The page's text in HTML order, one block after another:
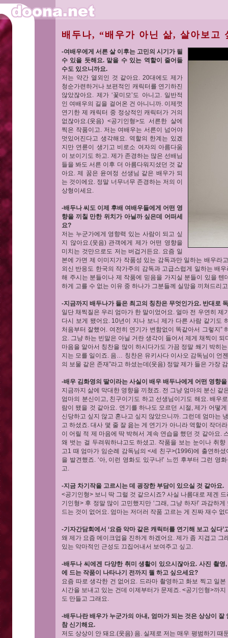
배두나, “배우가 아닌 삶, 살아보고
-여배우에게 서른 살 이후는 고민의 시기가 될
수 있을 듯해요. 맡을 수 있는 역할이 줄어들
수도 있으니까요.
저는 약간 열외인 것 같아요. 20대에도 제가
청순가련하거나 보편적인 캐릭터를 연기하진
않았잖아요. 제가 ‘꽃미모’도 아니고. 일반적
인 여배우의 길을 걸어온 건 아니니까. 이제껏
연기한 제 캐릭터 중 정상적인 캐릭터가 거의
없잖아요.(웃음) <공기인형>도 서른한 살에
찍은 작품이고. 저는 여배우는 서른이 넘어야
멋있어진다고 생각해요. 역할의 한계는 있겠
지만 연륜이 생기고 비로소 여자의 아름다움
이 보이기도 하고. 제가 존경하는 많은 선배님
들을 봐도 서른 이후 더 아름다워지셨던 것 같
아요. 제 꿈은 윤여정 선생님 같은 배우가 되
는 것이에요. 정말 너무너무 존경하는 저의 이
상형이세요.
-배두나 씨도 이제 후배 여배우들에게 어떤 영
향을 끼칠 만한 위치가 아닐까 싶은데 어떠세
요?
저는 누군가에게 영향력 있는 사람이 되고 싶
지 않아요.(웃음) 관객에게 제가 어떤 영향을
미치는 것만으로도 저는 버겁거든요. 요즘 일
본에 가면 제 이미지가 작품성 있는 감독과만 일하는 배우라
외신 반응도 한국의 작가주의 감독과 고급스럽게 일하는 배
해 주시는 분들이나 제 작품에 믿음을 가지실 분들이 있을
하게 고를 수 없는 이유 중 하나가 그분들께 실망을 끼쳐드리
-지금까지 배두나가 들은 최고의 칭찬은 무엇인가요. 반대로
일단 채찍질은 우리 엄마가 한 말이었어요. 얼마 전 우연히
다시 보게 됐어요. 10년이 지나 보니 제가 다른 사람 같기도
처음부터 잘했어. 여전히 연기가 변함없이 똑같아서 그렇지”
요. 그냥 하는 빈말은 아닐 거란 생각이 들어서 제게 채찍이
마음을 알아서 칭찬을 많이 하시다가도 가끔 정말 쐐기 박히
지는 모를 일이죠. 음… 칭찬은 유키사다 이사오 감독님이 언
의 보물 같은 존재”라고 하셨는데(웃음) 정말 제가 들은 가장
-배우 김화영의 딸이라는 사실이 배우 배두나에게 어떤 영향
지금까지 삶에 막대한 영향을 끼쳤죠. 전 그냥 엄마의 분신 같
엄마의 분신이고, 친구이기도 하고 선생님이기도 해요. 배우
람이 됐을 것 같아요. 연기를 하나도 모르던 시절, 제가 어떻
신당하고 싶지 않고 혼나고 싶지 않았으니까. 그런데 엄마는
고 하셨죠. 대사 몇 줄 잘 읊는 게 연기가 아니라 역할이 작더
이 어릴 적 제 마음에 딱 박혀서 계속 연습을 했던 것 같아요.
왜 벗는 걸 두려워하냐고도 하셨고. 작품을 보는 눈이나 취
고1 때 엄마가 임순례 감독님의 <세 친구>(1996)에 출연하
을 발견했죠. ‘아, 이런 영화도 있구나!’ 느낀 후부터 그런 영
고.
-지금 차기작을 고르시는 데 굉장한 부담이 있으실 것 같아요.
<공기인형> 보니 딱 그럴 것 같으시죠? 사실 나름대로 제겐
기인형> 후 정말 많이 고민했지만 ‘그래, 그냥 하자!’ 과감하
드는 것이 없어요. 엄마는 저더러 작품 고르는 게 진짜 재수 없
-기자간담회에서 ‘요즘 악마 같은 캐릭터를 연기해 보고 싶다’
왜 제가 요즘 메이크업을 진하게 하겠어요. 제가 좀 지겹고 그
있는 악마적인 근성도 끄집어내서 보여주고 싶고.
-배두나 씨에겐 다양한 취미 생활이 있으시잖아요. 사진 촬
에 드는 작품이 나타나기 전까지 뭘 하고 싶으세요?
요즘 따로 생각한 건 없어요. 드라마 촬영하고 화보 찍고 일
시간을 보내고 있는 건데 이제부터가 문제죠. <공기인형>까
도 만들고 그래요.
-배두나란 배우가 누군가의 아내, 엄마가 되는 것은 상상이 잘
참 신기해요.
저도 상상이 안 돼요.(웃음) 음. 실제로 저는 매우 평범하기 때